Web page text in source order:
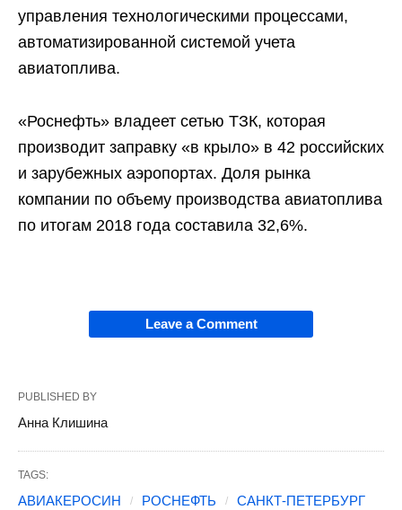
управления технологическими процессами,
автоматизированной системой учета
авиатоплива.
«Роснефть» владеет сетью ТЗК, которая
производит заправку «в крыло» в 42 российских
и зарубежных аэропортах. Доля рынка
компании по объему производства авиатоплива
по итогам 2018 года составила 32,6%.
Leave a Comment
PUBLISHED BY
Анна Клишина
TAGS:
АВИАКЕРОСИН РОСНЕФТЬ САНКТ-ПЕТЕРБУРГ